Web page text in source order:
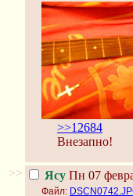
>>12684
Внезапно!
>> Ясу Пн 07
Файл: